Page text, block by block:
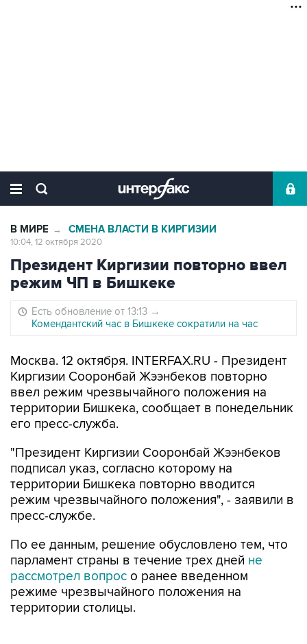
В МИРЕ → СМЕНА ВЛАСТИ В КИРГИЗИИ
10:04, 12 октября 2020
Президент Киргизии повторно ввел
режим ЧП в Бишкеке
Есть обновление от 13:13 →
Комендантский час в Бишкеке сократили на час
Москва. 12 октября. INTERFAX.RU - Президент
Киргизии Сооронбай Жээнбеков повторно
ввел режим чрезвычайного положения на
территории Бишкека, сообщает в понедельник
его пресс-служба.
"Президент Киргизии Сооронбай Жээнбеков
подписал указ, согласно которому на
территории Бишкека повторно вводится
режим чрезвычайного положения", - заявили в
пресс-службе.
По ее данным, решение обусловлено тем, что
парламент страны в течение трех дней не
рассмотрел вопрос о ранее введенном
режиме чрезвычайного положения на
территории столицы.